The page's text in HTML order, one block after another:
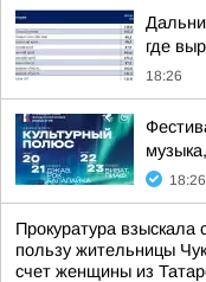
где
18:26
18:26
Прокуратура
пользу жительницы
счет женщины из